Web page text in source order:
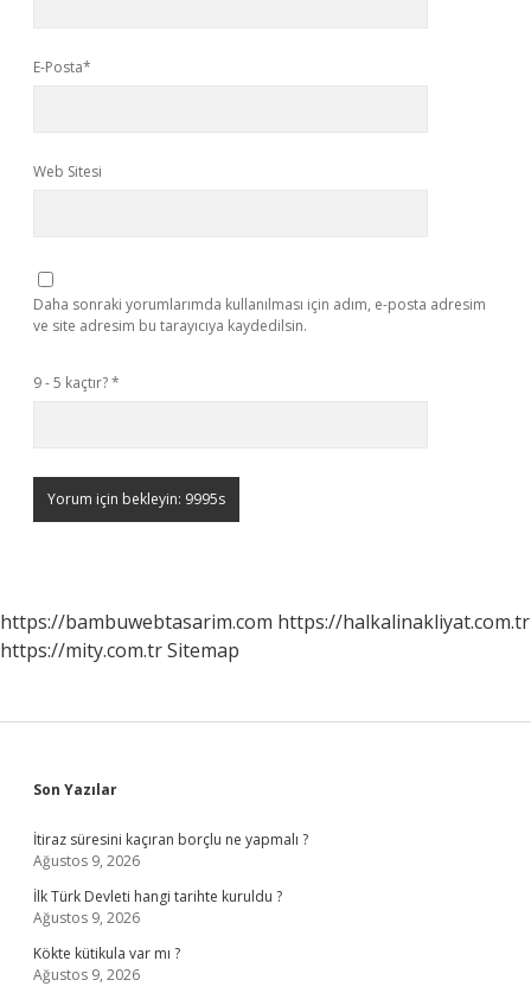
E-Posta*
Web Sitesi
Daha sonraki yorumlarımda kullanılması için adım, e-posta adresim
ve site adresim bu tarayıcıya kaydedilsin.
9 - 5 kaçtır?*
https://bambuwebtasarim.com https://halkalinakliyat.com.tr
https://mity.com.trSitemap
Sidebar
Son Yazılar
İtiraz süresini kaçıran borçlu ne yapmalı ?
Ağustos 9, 2026
İlk Türk Devleti hangi tarihte kuruldu ?
Ağustos 9, 2026
Kökte kütikula var mı ?
Ağustos 9, 2026